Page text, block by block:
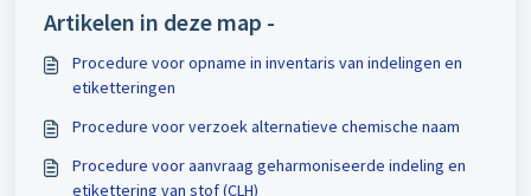
Artikelen in deze map -
Procedure voor opname in inventaris van indelingen en
etiketteringen
Procedure voor verzoek alternatieve chemische naam
Procedure voor aanvraag geharmoniseerde indeling en
etikettering van stof (CLH)